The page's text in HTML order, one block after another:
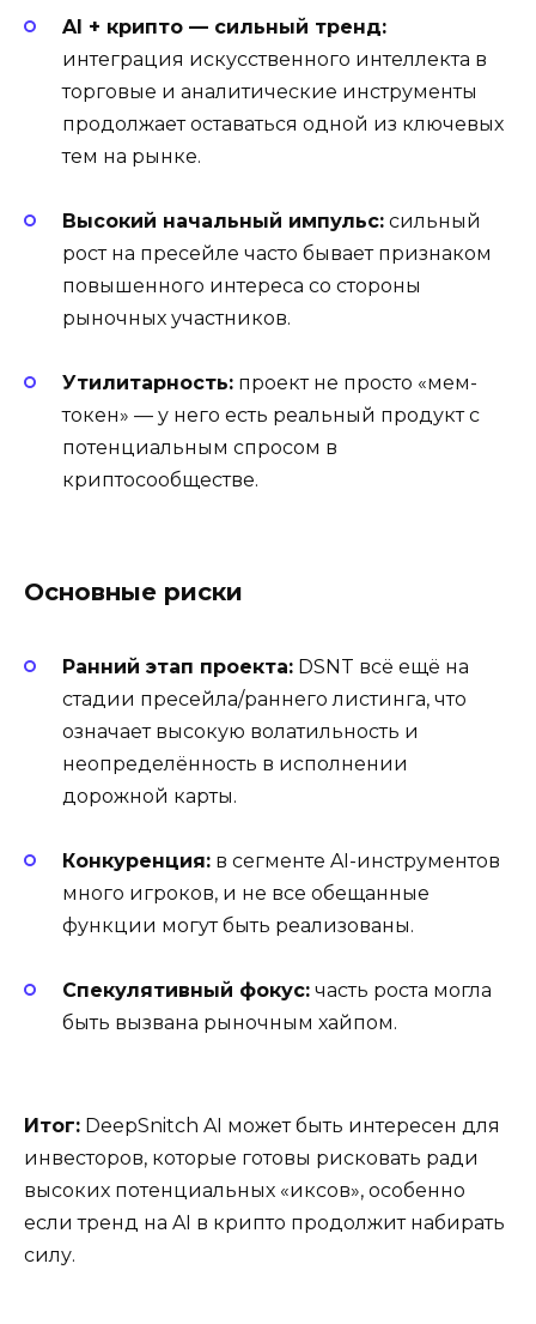
AI + крипто — сильный тренд:
интеграция искусственного интеллекта в
торговые и аналитические инструменты
продолжает оставаться одной из ключевых
тем на рынке.
Высокий начальный импульс: сильный
рост на пресейле часто бывает признаком
повышенного интереса со стороны
рыночных участников.
Утилитарность: проект не просто «мем-
токен» — у него есть реальный продукт с
потенциальным спросом в
криптосообществе.
Основные риски
Ранний этап проекта: DSNT всё ещё на
стадии пресейла/раннего листинга, что
означает высокую волатильность и
неопределённость в исполнении
дорожной карты.
Конкуренция: в сегменте AI-инструментов
много игроков, и не все обещанные
функции могут быть реализованы.
Спекулятивный фокус: часть роста могла
быть вызвана рыночным хайпом.
Итог: DeepSnitch AI может быть интересен для
инвесторов, которые готовы рисковать ради
высоких потенциальных «иксов», особенно
если тренд на AI в крипто продолжит набирать
силу.